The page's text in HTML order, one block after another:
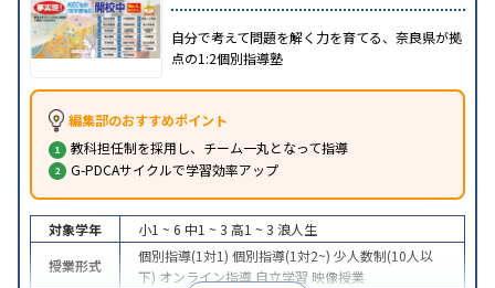
自分で考えて問題を解く力を育てる、奈良県が拠
点の1:2個別指導塾
編集部のおすすめポイント
教科担任制を採用し、チーム一丸となって指導
G-PDCAサイクルで学習効率アップ
対象学年 小1 ~ 6 中1 ~ 3 高1 ~ 3 浪人生
授業形式
個別指導(1対1) 個別指導(1対2~) 少人数制(10人以
下) オンライン指導 自立学習 映像授業